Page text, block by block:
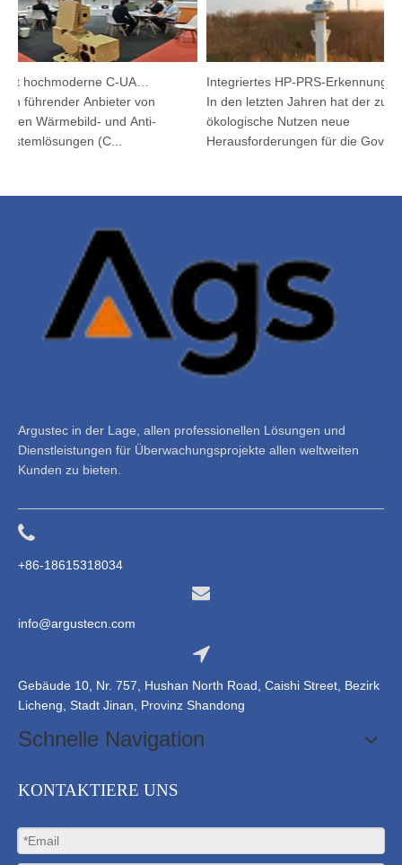
Argutec stellt hochmoderne C-UAS und Wärmetechnik in Kuala Lumpur vor
führender Anbieter von
Wärmebild- und Anti-
(C...
Integriertes HP-PRS-Erkennungs- und Verfolgungsgerät: Eine Panoramavision für den Vogelschutz
In den letzten Jahren hat der
ökologische Nutzen neue
Herausforderungen für die
Argustec in der Lage, allen professionellen Lösungen und
Dienstleistungen für Überwachungsprojekte allen weltweiten
Kunden zu bieten.
+86-18615318034
info@argustecn.com
Gebäude 10, Nr. 757, Hushan North Road, Caishi Street, Bezirk
Licheng, Stadt Jinan, Provinz Shandong
Schnelle Navigation
KONTAKTIERE UNS